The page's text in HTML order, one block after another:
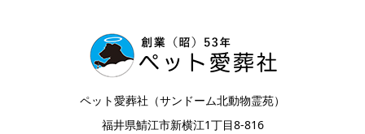
ペット愛葬社（サンドーム北動物霊苑）
福井県鯖江市新横江1丁目8-816